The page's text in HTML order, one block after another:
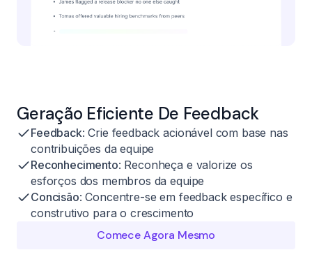
Geração Eficiente De Feedback
Feedback: Crie feedback acionável com base nas
contribuições da equipe
Reconhecimento: Reconheça e valorize os
esforços dos membros da equipe
Concisão: Concentre-se em feedback específico e
construtivo para o crescimento
Comece Agora Mesmo